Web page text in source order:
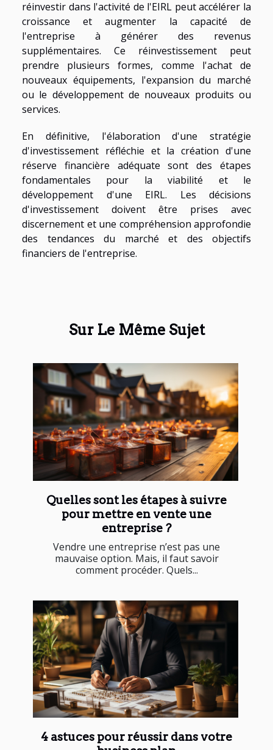
réinvestir dans l'activité de l'EIRL peut accélérer la
croissance et augmenter la capacité de
l'entreprise à générer des revenus
supplémentaires. Ce réinvestissement peut
prendre plusieurs formes, comme l'achat de
nouveaux équipements, l'expansion du marché
ou le développement de nouveaux produits ou
services.
En définitive, l'élaboration d'une stratégie
d'investissement réfléchie et la création d'une
réserve financière adéquate sont des étapes
fondamentales pour la viabilité et le
développement d'une EIRL. Les décisions
d'investissement doivent être prises avec
discernement et une compréhension approfondie
des tendances du marché et des objectifs
financiers de l'entreprise.
Sur Le Même Sujet
Quelles sont les étapes à suivre
pour mettre en vente une
entreprise ?
Vendre une entreprise n’est pas une
mauvaise option. Mais, il faut savoir
comment procéder. Quels...
4 astuces pour réussir dans votre